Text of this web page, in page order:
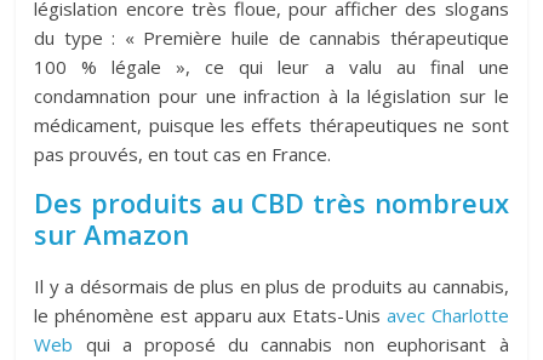
législation encore très floue, pour afficher des slogans
du type : « Première huile de cannabis thérapeutique
100 % légale », ce qui leur a valu au final une
condamnation pour une infraction à la législation sur le
médicament, puisque les effets thérapeutiques ne sont
pas prouvés, en tout cas en France.
Des produits au CBD très nombreux
sur Amazon
Il y a désormais de plus en plus de produits au cannabis,
le phénomène est apparu aux Etats-Unis avec Charlotte
Web qui a proposé du cannabis non euphorisant à